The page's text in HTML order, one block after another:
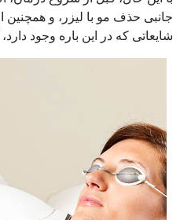
جانبی حذف مو با لیزر، و همچنین
شایعاتی که در این باره وجود